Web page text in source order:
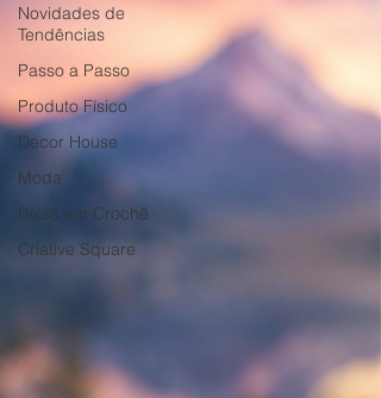
Novidades de
Tendências
Passo a Passo
Produto Físico
Decor House
Moda
Bolsa em Crochê
Criative Square